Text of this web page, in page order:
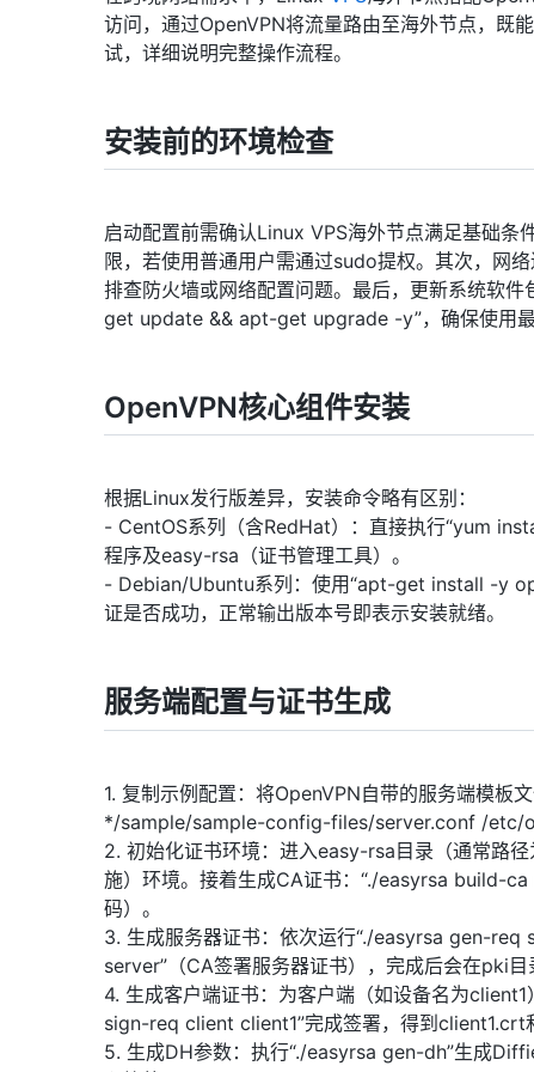
访问，通过OpenVPN将流量路由至海外节点，既
试，详细说明完整操作流程。
安装前的环境检查
启动配置前需确认Linux VPS海外节点满足基础
限，若使用普通用户需通过sudo提权。其次，网
排查防火墙或网络配置问题。最后，更新系统软
get update && apt-get upgrade -y”，确保使用最
OpenVPN核心组件安装
根据Linux发行版差异，安装命令略有区别：
- CentOS系列（含RedHat）：直接执行“yum
程序及easy-rsa（证书管理工具）。
- Debian/Ubuntu系列：使用“apt-get install -y
证是否成功，正常输出版本号即表示安装就绪。
服务端配置与证书生成
1. 复制示例配置：将OpenVPN自带的服务端模
*/sample/sample-config-files/server.conf /etc/
2. 初始化证书环境：进入easy-rsa目录（通常路
施）环境。接着生成CA证书：“./easyrsa build-
码）。
3. 生成服务器证书：依次运行“./easyrsa gen-
server”（CA签署服务器证书），完成后会在pki
4. 生成客户端证书：为客户端（如设备名为
sign-req client client1”完成签署，得到client1.crt
5. 生成DH参数：执行“./easyrsa gen-dh”生成